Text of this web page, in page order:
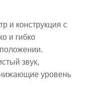
и конструкция с
и гибко
звук,
уровень